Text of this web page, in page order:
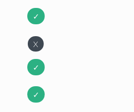
✓
X
✓
✓